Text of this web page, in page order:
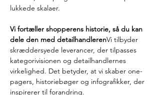
lukkede skalaer.
Vi fortæller shopperens historie, så du kan
dele den med detailhandlerenVi tilbyder
skræddersyede leverancer, der tilpasses
kategorivisionen og detailhandlernes
virkelighed. Det betyder, at vi skaber one-
pagers, historiebøger og infografikker, der
inspirerer til forandring.